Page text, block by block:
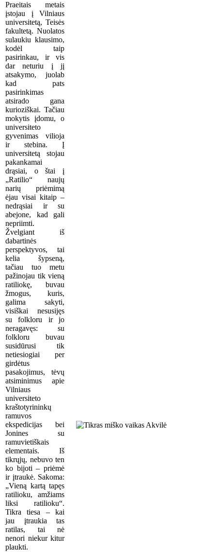
Praeitais metais
įstojau į Vilniaus
universitetą, Teisės
fakultetą. Nuolatos
sulaukiu klausimo,
kodėl taip
pasirinkau, ir vis
dar neturiu į jį
atsakymo, juolab
kad pats
pasirinkimas
atsirado gana
kurioziškai. Tačiau
mokytis įdomu, o
universiteto
gyvenimas vilioja
ir stebina. Į
universitetą stojau
pakankamai
drąsiai, o štai į
„Ratilio“ naujų
narių priėmimą
ėjau visai kitaip –
nedrąsiai ir su
abejone, kad gali
nepriimti.
Žvelgiant iš
dabartinės
perspektyvos, tai
kelia šypseną,
tačiau tuo metu
pažinojau tik vieną
ratiliokę, buvau
žmogus, kuris,
galima sakyti,
visiškai nesusijęs
su folkloru ir jo
neragavęs: su
folkloru buvau
susidūrusi tik
netiesiogiai per
girdėtus
pasakojimus, tėvų
atsiminimus apie
Vilniaus
universiteto
kraštotyrininkų
ramuvos
ekspedicijas bei
Jonines su
ramuvietiškais
elementais. Iš
tikrųjų, nebuvo ten
ko bijoti – priėmė
ir įtraukė. Sakoma:
„Vieną kartą tapęs
ratilioku, amžiams
liksi ratilioku“.
Tikra tiesa – kai
jau įtraukia tas
ratilas, tai nė
nenori niekur kitur
plaukti.